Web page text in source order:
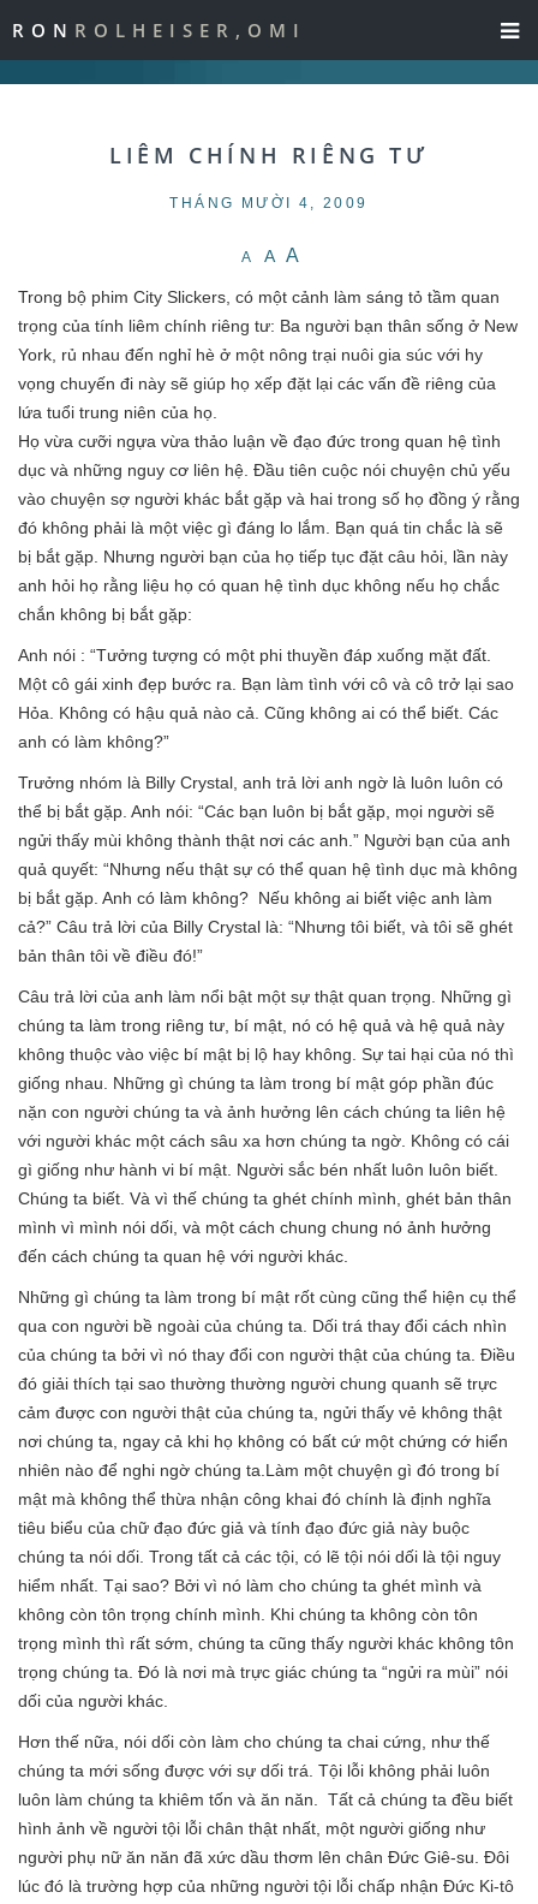
RON ROLHEISER,OMI
LIÊM CHÍNH RIÊNG TƯ
THÁNG MƯỜI 4, 2009
A A A
Trong bộ phim City Slickers, có một cảnh làm sáng tỏ tầm quan
trọng của tính liêm chính riêng tư: Ba người bạn thân sống ở New
York, rủ nhau đến nghỉ hè ở một nông trại nuôi gia súc với hy
vọng chuyến đi này sẽ giúp họ xếp đặt lại các vấn đề riêng của
lứa tuổi trung niên của họ.
Họ vừa cưỡi ngựa vừa thảo luận về đạo đức trong quan hệ tình
dục và những nguy cơ liên hệ. Đầu tiên cuộc nói chuyện chủ yếu
vào chuyện sợ người khác bắt gặp và hai trong số họ đồng ý rằng
đó không phải là một việc gì đáng lo lắm. Bạn quá tin chắc là sẽ
bị bắt gặp. Nhưng người bạn của họ tiếp tục đặt câu hỏi, lần này
anh hỏi họ rằng liệu họ có quan hệ tình dục không nếu họ chắc
chắn không bị bắt gặp:
Anh nói : “Tưởng tượng có một phi thuyền đáp xuống mặt đất.
Một cô gái xinh đẹp bước ra. Bạn làm tình với cô và cô trở lại sao
Hỏa. Không có hậu quả nào cả. Cũng không ai có thể biết. Các
anh có làm không?”
Trưởng nhóm là Billy Crystal, anh trả lời anh ngờ là luôn luôn có
thể bị bắt gặp. Anh nói: “Các bạn luôn bị bắt gặp, mọi người sẽ
ngửi thấy mùi không thành thật nơi các anh.” Người bạn của anh
quả quyết: “Nhưng nếu thật sự có thể quan hệ tình dục mà không
bị bắt gặp. Anh có làm không? Nếu không ai biết việc anh làm
cả?” Câu trả lời của Billy Crystal là: “Nhưng tôi biết, và tôi sẽ ghét
bản thân tôi về điều đó!”
Câu trả lời của anh làm nổi bật một sự thật quan trọng. Những gì
chúng ta làm trong riêng tư, bí mật, nó có hệ quả và hệ quả này
không thuộc vào việc bí mật bị lộ hay không. Sự tai hại của nó thì
giống nhau. Những gì chúng ta làm trong bí mật góp phần đúc
nặn con người chúng ta và ảnh hưởng lên cách chúng ta liên hệ
với người khác một cách sâu xa hơn chúng ta ngờ. Không có cái
gì giống như hành vi bí mật. Người sắc bén nhất luôn luôn biết.
Chúng ta biết. Và vì thế chúng ta ghét chính mình, ghét bản thân
mình vì mình nói dối, và một cách chung chung nó ảnh hưởng
đến cách chúng ta quan hệ với người khác.
Những gì chúng ta làm trong bí mật rốt cùng cũng thể hiện cụ thể
qua con người bề ngoài của chúng ta. Dối trá thay đổi cách nhìn
của chúng ta bởi vì nó thay đổi con người thật của chúng ta. Điều
đó giải thích tại sao thường thường người chung quanh sẽ trực
cảm được con người thật của chúng ta, ngửi thấy vẻ không thật
nơi chúng ta, ngay cả khi họ không có bất cứ một chứng cớ hiển
nhiên nào để nghi ngờ chúng ta.Làm một chuyện gì đó trong bí
mật mà không thể thừa nhận công khai đó chính là định nghĩa
tiêu biểu của chữ đạo đức giả và tính đạo đức giả này buộc
chúng ta nói dối. Trong tất cả các tội, có lẽ tội nói dối là tội nguy
hiểm nhất. Tại sao? Bởi vì nó làm cho chúng ta ghét mình và
không còn tôn trọng chính mình. Khi chúng ta không còn tôn
trọng mình thì rất sớm, chúng ta cũng thấy người khác không tôn
trọng chúng ta. Đó là nơi mà trực giác chúng ta “ngửi ra mùi” nói
dối của người khác.
Hơn thế nữa, nói dối còn làm cho chúng ta chai cứng, như thế
chúng ta mới sống được với sự dối trá. Tội lỗi không phải luôn
luôn làm chúng ta khiêm tốn và ăn năn. Tất cả chúng ta đều biết
hình ảnh về người tội lỗi chân thật nhất, một người giống như
người phụ nữ ăn năn đã xức dầu thơm lên chân Đức Giê-su. Đôi
lúc đó là trường hợp của những người tội lỗi chấp nhận Đức Ki-tô